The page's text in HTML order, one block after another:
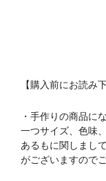
【購入前にお読み
・手作りの商品に
一つサイズ、色味
あるもに関しまし
がございますので